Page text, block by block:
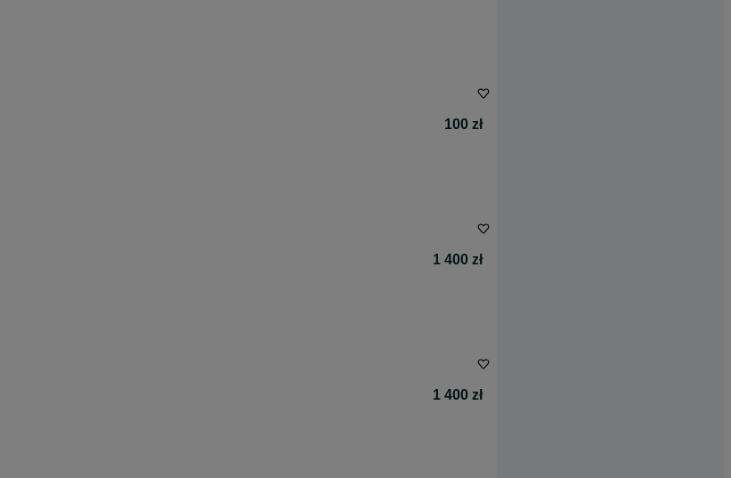
100 zł
1 400 zł
1 400 zł